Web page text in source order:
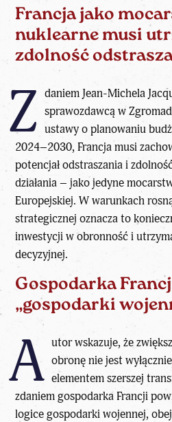
Francja jako
nuklearne musi
zdolność
Z daniem Jean-Michela
sprawozdawcą w
ustawy o planowaniu
2024–2030, Francja musi
potencjał odstraszania i
działania – jako jedyne
Europejskiej. W warunkach
strategicznej oznacza to
inwestycji w obronność i
decyzyjnej.
Gospodarka
„gospodarki
A utor wskazuje, że
obronęnie jest
elementem szerszej
zdaniemgospodarka Francji
logice gospodarki wojennej,